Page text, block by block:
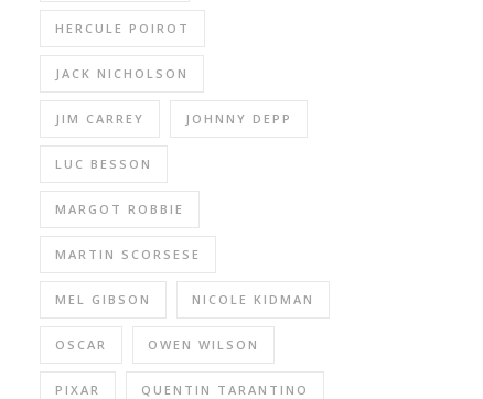
HERCULE POIROT
JACK NICHOLSON
JIM CARREY JOHNNY DEPP
LUC BESSON
MARGOT ROBBIE
MARTIN SCORSESE
MEL GIBSON NICOLE KIDMAN
OSCAR OWEN WILSON
PIXAR QUENTIN TARANTINO